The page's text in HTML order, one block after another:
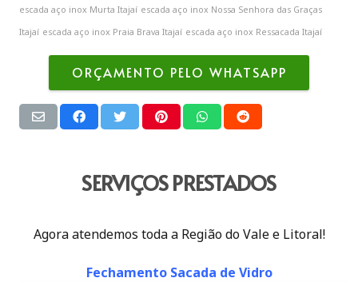
escada aço inox Murta Itajaí escada aço inox Nossa Senhora das Graças
Itajaí escada aço inox Praia Brava Itajaí escada aço inox Ressacada Itajaí
ORÇAMENTO PELO WHATSAPP
SERVIÇOS PRESTADOS
Agora atendemos toda a Região do Vale e Litoral!
Fechamento Sacada de Vidro